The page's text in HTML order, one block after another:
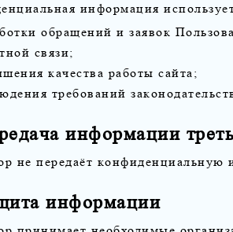
информация
обращений и заявок
связи;
качества работы сайта;
требований
информации
не передаёт
информации